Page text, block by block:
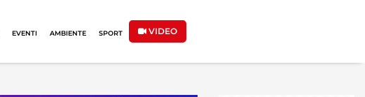
EVENTI AMBIENTE SPORT VIDEO